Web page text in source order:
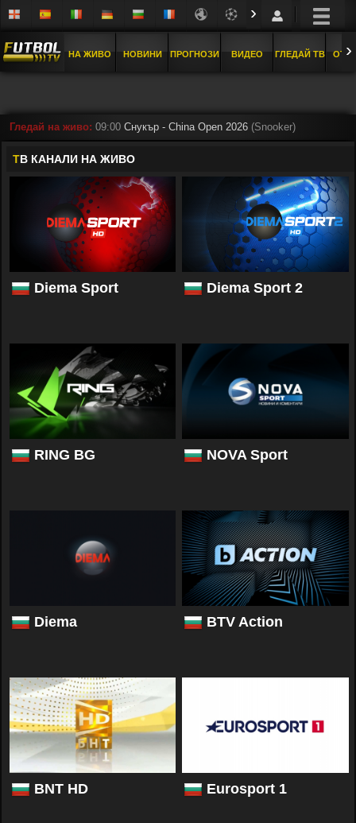
›
НА ЖИВО НОВИНИ ПРОГНОЗИ ВИДЕО ГЛЕДАЙ ТВ ›
Гледай на живо: 11:40Moto GP - Гран при на Великобритания
TВ КАНАЛИ НА ЖИВО
Diema Sport Diema Sport 2
RING BG NOVA Sport
Diema BTV Action
BNT HD Eurosport 1